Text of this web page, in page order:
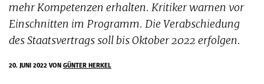
mehr Kompetenzen erhalten. Kritiker warnen vor
Einschnitten im Programm. Die Verabschiedung
des Staatsvertrags soll bis Oktober 2022 erfolgen.
20. JUNI 2022VONGÜNTER HERKEL